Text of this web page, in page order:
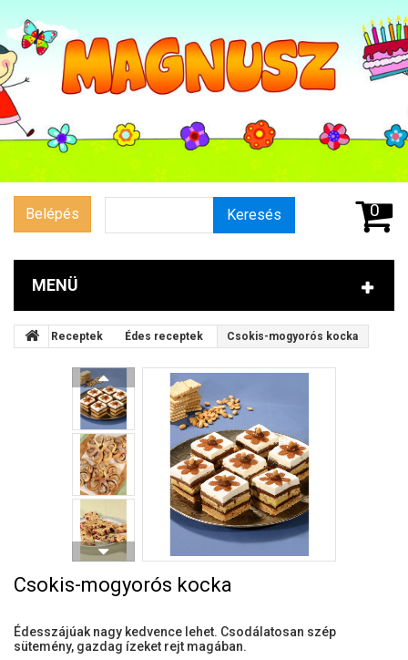
Belépés Keresés 0
MENÜ
Receptek Édes receptek Csokis-mogyorós kocka
Csokis-mogyorós kocka
Édesszájúak nagy kedvence lehet. Csodálatosan szép
sütemény, gazdag ízeket rejt magában.